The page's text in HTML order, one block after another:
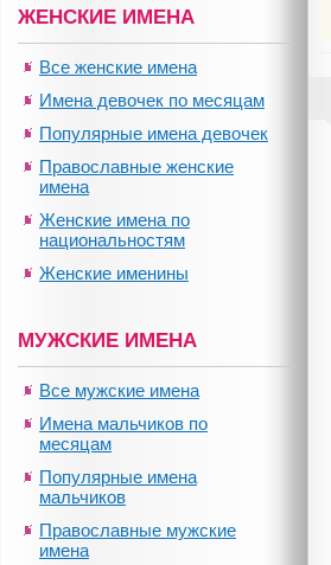
ЖЕНСКИЕ ИМЕНА
Все женские имена
Имена девочек по месяцам
Популярные имена девочек
Православные женские
имена
Женские имена по
национальностям
Женские именины
МУЖСКИЕ ИМЕНА
Все мужские имена
Имена мальчиков по
месяцам
Популярные имена
мальчиков
Православные мужские
имена